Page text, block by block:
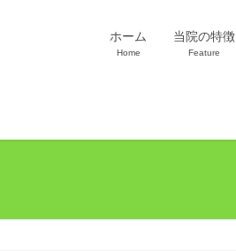
ホーム
Home
当院の特徴
Feature